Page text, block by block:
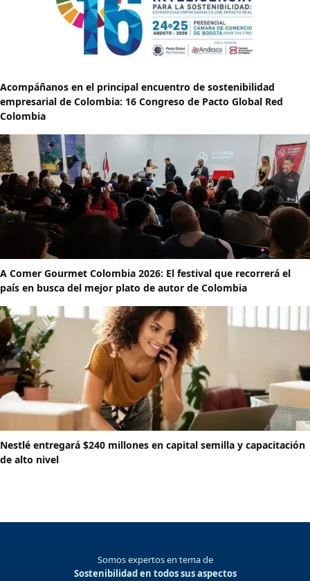
Acompáñanos en el principal encuentro de sostenibilidad
empresarial de Colombia: 16 Congreso de Pacto Global Red
Colombia
A Comer Gourmet Colombia 2026: El festival que recorrerá el
país en busca del mejor plato de autor de Colombia
Nestlé entregará $240 millones en capital semilla y capacitación
de alto nivel
Somos expertos en tema de
Sostenibilidad en todos sus aspectos